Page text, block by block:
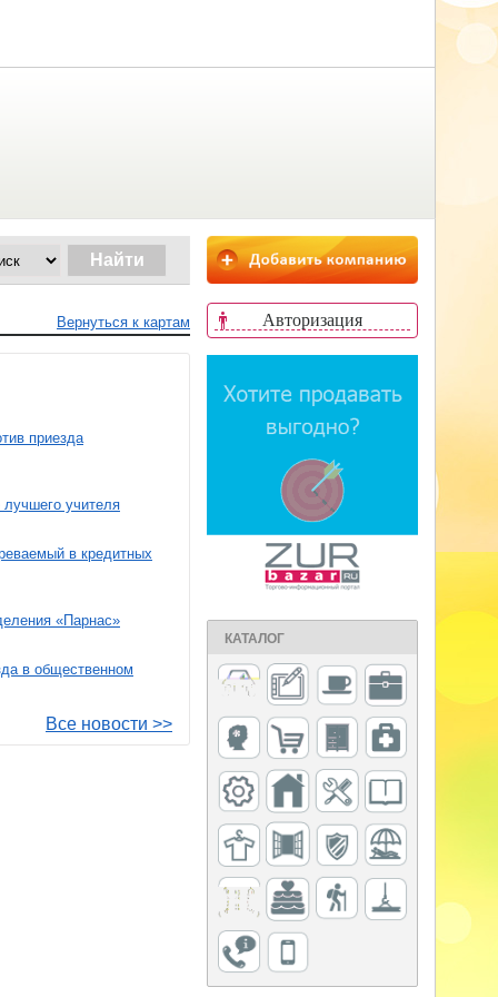
Авторизация
КАТАЛОГ
Вернуться к картам
приезда
учителя
в кредитных
«Парнас»
в общественном
Все новости >>